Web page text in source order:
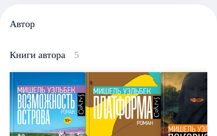
Автор
Книги автора 5